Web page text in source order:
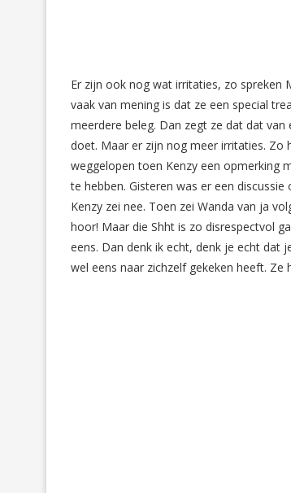
Er zijn ook nog wat irritaties, zo spreken
vaak van mening is dat ze een special
meerdere beleg. Dan zegt ze dat dat
doet. Maar er zijn nog meer irritaties. Zo
weggelopen toen Kenzy een opmerking
te hebben. Gisteren was er een
Kenzy zei nee. Toen zei Wanda van ja
hoor! Maar die Shht is zo disrespectvol
eens. Dan denk ik echt, denk je echt dat
wel eens naar zichzelf gekeken heeft.